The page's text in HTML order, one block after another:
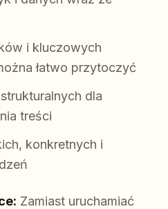
i kluczowych
łatwo przytoczyć
dla
treści
konkretnych i
Zamiast uruchamiać